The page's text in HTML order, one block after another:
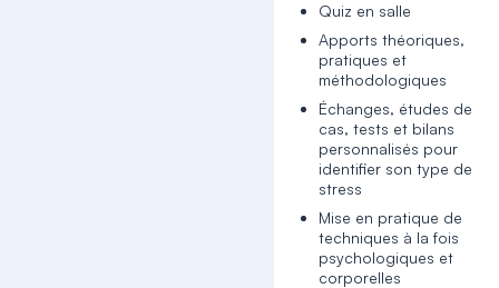
Quiz en salle
Apports théoriques,
pratiques et
méthodologiques
Échanges, études de
cas, tests et bilans
personnalisés pour
identifier son type de
stress
Mise en pratique de
techniques à la fois
psychologiques et
corporelles